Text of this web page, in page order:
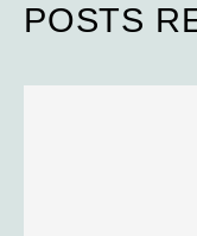
POSTS